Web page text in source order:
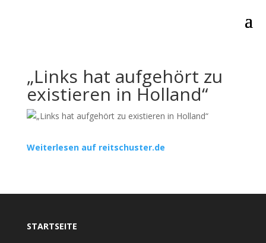
„Links hat aufgehört zu
existieren in Holland“
Weiterlesen auf reitschuster.de
STARTSEITE